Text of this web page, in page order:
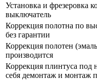
Установка и фрезеровка
выключатель
Коррекция полотна по
без гарантии
Коррекция полотен
производится
Коррекция плинтуса под
себя демонтаж и монтаж